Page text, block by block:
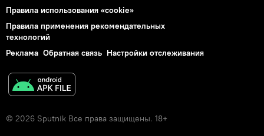
Правила использования «cookie»
Правила применения рекомендательных
технологий
Реклама Обратная связь Настройки отслеживания
© 2026 Sputnik Все права защищены. 18+